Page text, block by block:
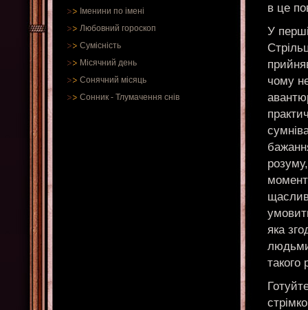
Іменини по імені
Любовний гороскоп
Сумісність
Місячний день
Сонячний місяць
Сонник - Тлумачення снів
в це
У
чому
яка
такого